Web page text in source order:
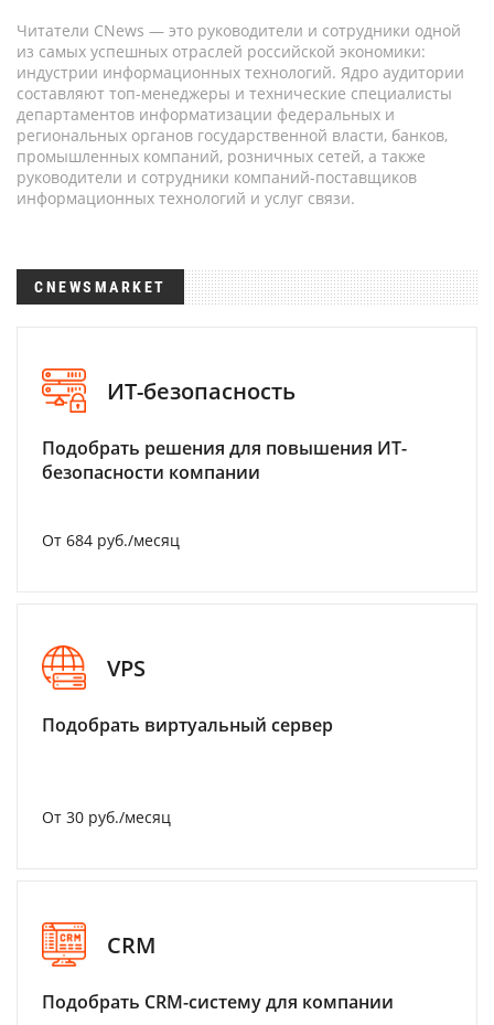
Читатели CNews — это руководители и сотрудники одной
из самых успешных отраслей российской экономики:
индустрии информационных технологий. Ядро аудитории
составляют топ-менеджеры и технические специалисты
департаментов информатизации федеральных и
региональных органов государственной власти, банков,
промышленных компаний, розничных сетей, а также
руководители и сотрудники компаний-поставщиков
информационных технологий и услуг связи.
CNEWSMARKET
ИТ-безопасность
Подобрать решения для повышения ИТ-
безопасности компании
От 684 руб./месяц
VPS
Подобрать виртуальный сервер
От 30 руб./месяц
CRM
Подобрать CRM-систему для компании